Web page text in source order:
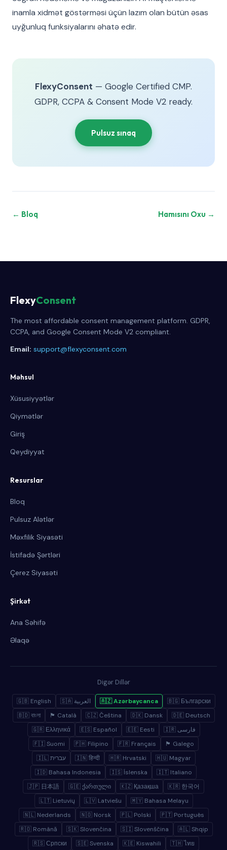
inamla xidmət göstərməsi üçün lazım olan bütün əsas
uyğunluq funksiyalarını əhatə edir.
FlexyConsent — Google Certified CMP.
GDPR, CCPA & Consent Mode V2 ready.
Pulsuz sınaq
← Bloq Hamısını Oxu →
FlexyConsent
The most affordable consent management platform. GDPR,
CCPA, and Google Consent Mode V2 compliant.
Email: support@flexyconsent.com
Məhsul
Xüsusiyyətlər
Qiymətlər
Giriş
Qeydiyyat
Resurslar
Bloq
Pulsuz Alətlər
Məxfilik Siyasəti
İstifadə Şərtləri
Çerez Siyasəti
Şirkət
Ana Səhifə
Əlaqə
Digər Dillər
🇬🇧 English 🇸🇦 العربية 🇦🇿 Azərbaycanca
🇧🇬 Български
🇧🇩 বাংলা
🏴 Català 🇨🇿 Čeština 🇩🇰 Dansk
🇩🇪 Deutsch
🇬🇷 Ελληνικά
🇪🇸 Español 🇪🇪 Eesti
🇮🇷 فارسی
🇫🇮 Suomi
🇵🇭 Filipino 🇫🇷 Français
🏴 Galego
🇮🇱 עברית
🇮🇳 हिन्दी 🇭🇷 Hrvatski
🇭🇺 Magyar
🇮🇩 Bahasa Indonesia
🇮🇸 Íslenska
🇮🇹 Italiano
🇯🇵 日本語
🇬🇪 ქართული 🇰🇿 Қазақша
🇰🇷 한국어
🇱🇹 Lietuvių
🇱🇻 Latviešu
🇲🇾 Bahasa Melayu
🇳🇱 Nederlands
🇳🇴 Norsk 🇵🇱 Polski
🇵🇹 Português
🇷🇴 Română
🇸🇰 Slovenčina 🇸🇮 Slovenščina
🇦🇱 Shqip
🇷🇸 Српски
🇸🇪 Svenska 🇰🇪 Kiswahili 🇹🇭 ไทย